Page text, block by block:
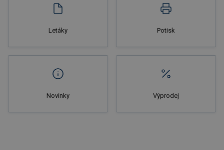
Letáky Potisk
Novinky Výprodej